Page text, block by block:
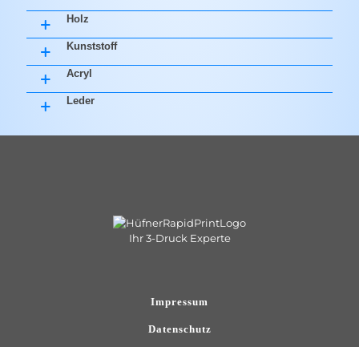
Holz
Kunststoff
Acryl
Leder
Ihr 3-Druck Experte
Impressum
Datenschutz